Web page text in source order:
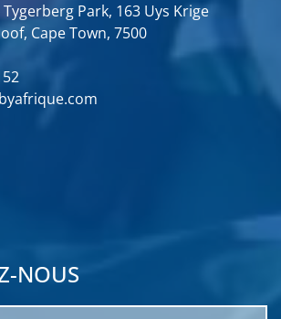
Tygerberg Park, 163 Uys Krige
Cape Town, 7500
NOUS